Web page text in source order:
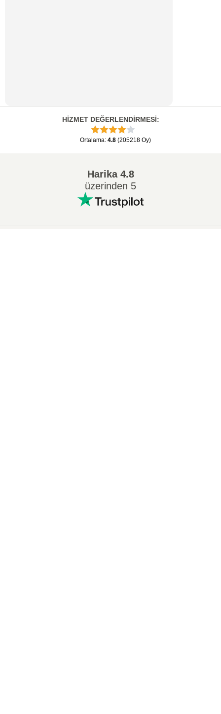
HİZMET DEĞERLENDİRMESİ:
Ortalama: 4.8 (205218 Oy)
Harika4.8
üzerinden 5